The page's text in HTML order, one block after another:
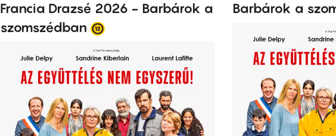
Francia Drazsé 2026 - Barbárok a
szomszédban
Barbárok a